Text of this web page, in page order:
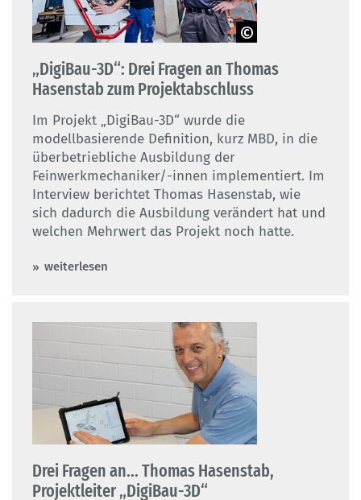
© BIBB / Fotograf: Marco Rothbrust
„DigiBau-3D“: Drei Fragen an Thomas
Hasenstab zum Projektabschluss
Im Projekt „DigiBau-3D“ wurde die
modellbasierende Definition, kurz MBD, in die
überbetriebliche Ausbildung der
Feinwerkmechaniker/-innen implementiert. Im
Interview berichtet Thomas Hasenstab, wie
sich dadurch die Ausbildung verändert hat und
welchen Mehrwert das Projekt noch hatte.
weiterlesen
Drei Fragen an... Thomas Hasenstab,
Projektleiter „DigiBau-3D“